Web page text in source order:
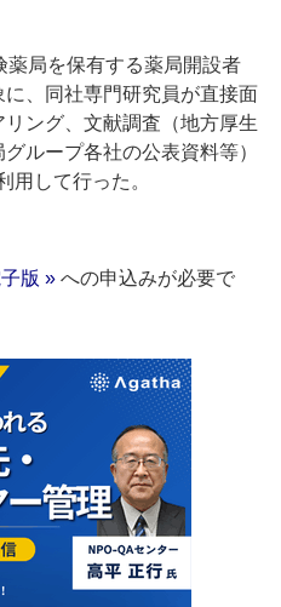
局を保有する薬局開設者
に、同社専門研究員が直接面
ング、文献調査（地方厚生
ループ各社の公表資料等）
用して行った。
版 » への申込みが必要で